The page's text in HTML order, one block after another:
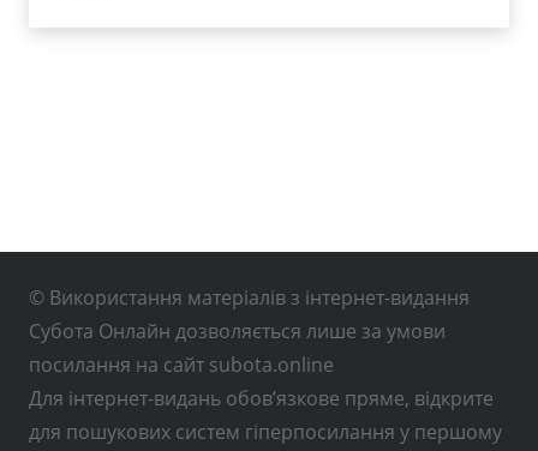
© Використання матеріалів з інтернет-видання
Субота Онлайн дозволяється лише за умови
посилання на сайт subota.online
Для інтернет-видань обов’язкове пряме, відкрите
для пошукових систем гіперпосилання у першому